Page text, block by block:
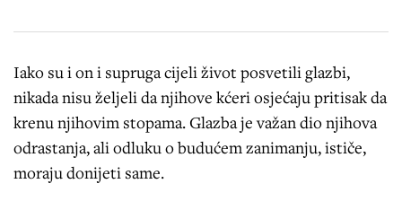
Iako su i on i supruga cijeli život posvetili glazbi,
nikada nisu željeli da njihove kćeri osjećaju pritisak da
krenu njihovim stopama. Glazba je važan dio njihova
odrastanja, ali odluku o budućem zanimanju, ističe,
moraju donijeti same.